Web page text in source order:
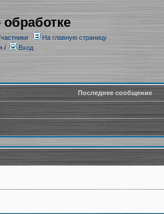
На главную страницу
/ Вход
Последнее сообщение